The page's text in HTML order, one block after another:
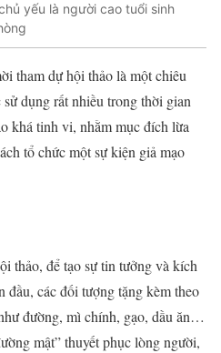
yếu là người cao tuổi sinh
tham dự hội thảo là một chiêu
dụng rất nhiều trong thời gian
khá tinh vi, nhằm mục đích lừa
tổ chức một sự kiện giả mạo
thảo, để tạo sự tin tưởng và kích
đầu, các đối tượng tặng kèm theo
đường, mì chính, gạo, dầu ăn…
mật” thuyết phục lòng người,